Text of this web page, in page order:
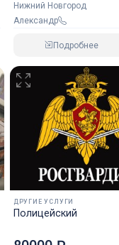
Нижний Новгород
Александр
Подробнее
ДРУГИЕ УСЛУГИ
Полицейский